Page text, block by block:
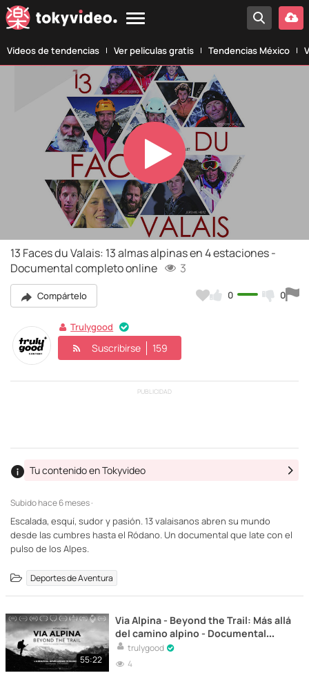
Vídeos de tendencias Ver películas gratis Tendencias México
Play
Video
13 Faces du Valais: 13 almas alpinas en 4 estaciones -
Documental completo online
3
Compártelo 0 0
Trulygood
Suscribirse 159
PUBLICIDAD
Subidohace 6 meses ·
Tu contenido en Tokyvideo
Escalada, esquí, sudor y pasión. 13 valaisanos abren su mundo
desde las cumbres hasta el Ródano. Un documental que late con el
pulso de los Alpes.
Deportes de Aventura
55:22
Via Alpina - Beyond the Trail: Más allá
del camino alpino - Documental
completo online
trulygood
4